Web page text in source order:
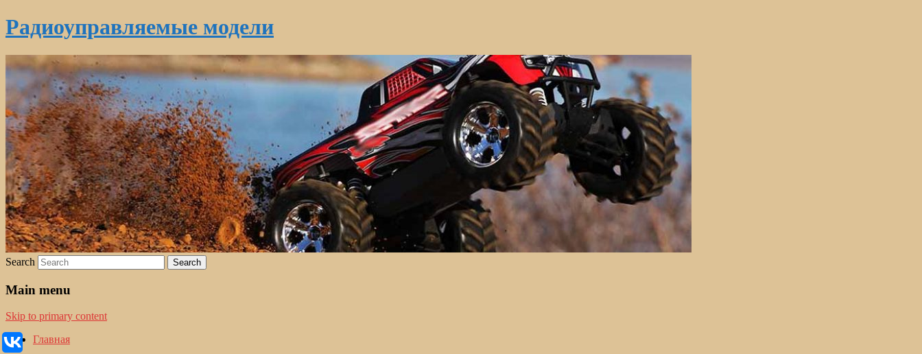
Радиоуправляемые модели
Search
Main menu
Skip to primary content
Главная